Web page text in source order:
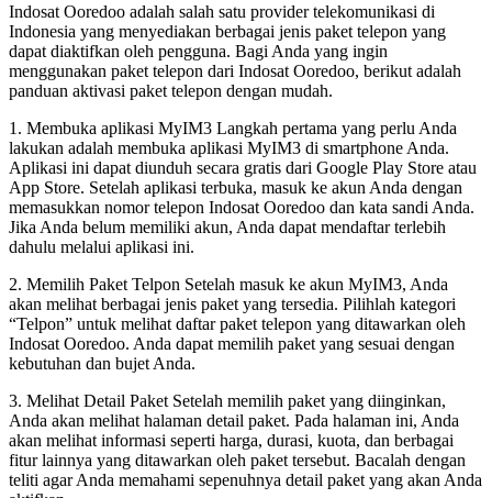
Indosat Ooredoo adalah salah satu provider telekomunikasi di
Indonesia yang menyediakan berbagai jenis paket telepon yang
dapat diaktifkan oleh pengguna. Bagi Anda yang ingin
menggunakan paket telepon dari Indosat Ooredoo, berikut adalah
panduan aktivasi paket telepon dengan mudah.
1. Membuka aplikasi MyIM3 Langkah pertama yang perlu Anda
lakukan adalah membuka aplikasi MyIM3 di smartphone Anda.
Aplikasi ini dapat diunduh secara gratis dari Google Play Store atau
App Store. Setelah aplikasi terbuka, masuk ke akun Anda dengan
memasukkan nomor telepon Indosat Ooredoo dan kata sandi Anda.
Jika Anda belum memiliki akun, Anda dapat mendaftar terlebih
dahulu melalui aplikasi ini.
2. Memilih Paket Telpon Setelah masuk ke akun MyIM3, Anda
akan melihat berbagai jenis paket yang tersedia. Pilihlah kategori
“Telpon” untuk melihat daftar paket telepon yang ditawarkan oleh
Indosat Ooredoo. Anda dapat memilih paket yang sesuai dengan
kebutuhan dan bujet Anda.
3. Melihat Detail Paket Setelah memilih paket yang diinginkan,
Anda akan melihat halaman detail paket. Pada halaman ini, Anda
akan melihat informasi seperti harga, durasi, kuota, dan berbagai
fitur lainnya yang ditawarkan oleh paket tersebut. Bacalah dengan
teliti agar Anda memahami sepenuhnya detail paket yang akan Anda